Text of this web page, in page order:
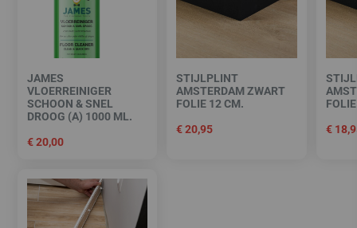
JAMES
VLOERREINIGER
SCHOON & SNEL
DROOG (A) 1000 ML.
€20,00
STIJLPLINT
AMSTERDAM ZWART
FOLIE 12 CM.
€20,95
FOLIE
€